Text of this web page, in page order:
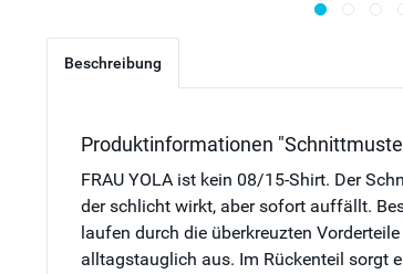
Beschreibung
Produktinformationen
FRAU YOLA ist kein 08/15-Shirt. Der
der schlicht wirkt, aber sofort auffällt.
laufen durch die überkreuzten
alltagstauglich aus. Im Rückenteil sorgt